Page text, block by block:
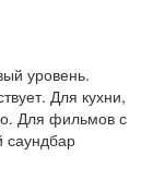
уровень.
Для кухни,
Для фильмов с